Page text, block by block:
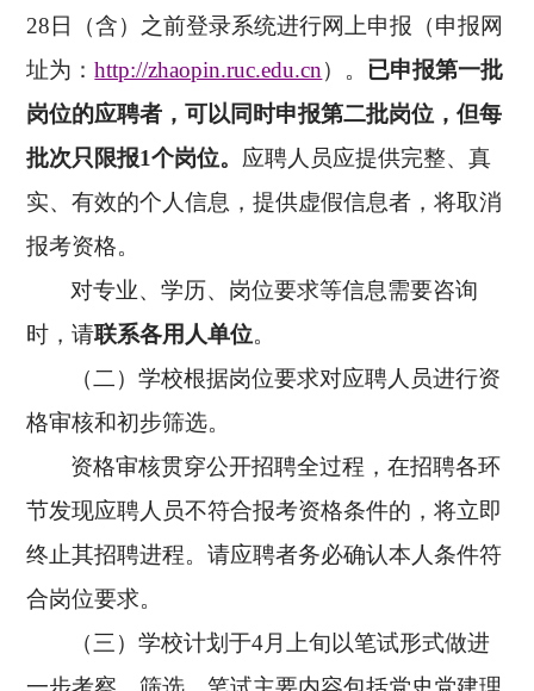
28日（含）之前登录系统进行网上申报（申报网
址为：http://zhaopin.ruc.edu.cn）。 已申报第一批
岗位的应聘者，可以同时申报第二批岗位 ，但每
批次只限报1个岗位。 应聘人员应提供完整、真
实、有效的个人信息，提供虚假信息者，将取消
报考资格。
对专业、学历、岗位要求等信息需要咨询
时，请联系各用人单位。
（二）学校根据岗位要求对应聘人员进行资
格审核和初步筛选。
资格审核贯穿公开招聘全过程，在招聘各环
节发现应聘人员不符合报考资格条件的，将立即
终止其招聘进程。请应聘者务必确认本人条件符
合岗位要求。
（三）学校计划于4月上旬以笔试形式做进